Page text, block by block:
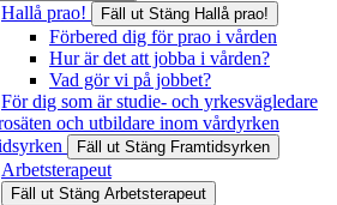
Hallå prao! Fäll ut Stäng Hallå prao!
Förbered dig för prao i vården
Hur är det att jobba i vården?
Vad gör vi på jobbet?
För dig som är studie- och yrkesvägledare
och utbildare inom vårdyrken
Fäll ut Stäng Framtidsyrken
Arbetsterapeut
Fäll ut Stäng Arbetsterapeut